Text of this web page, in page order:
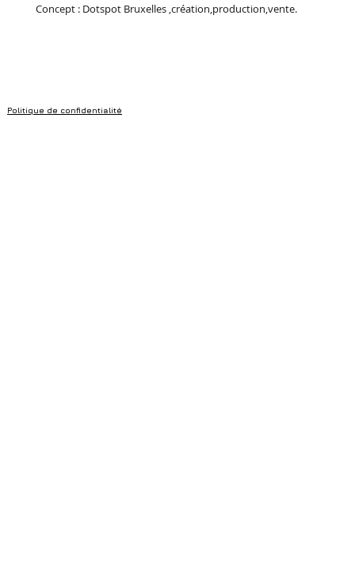
Concept : Dotspot Bruxelles ,création,production,vente.
Politique de confidentialité